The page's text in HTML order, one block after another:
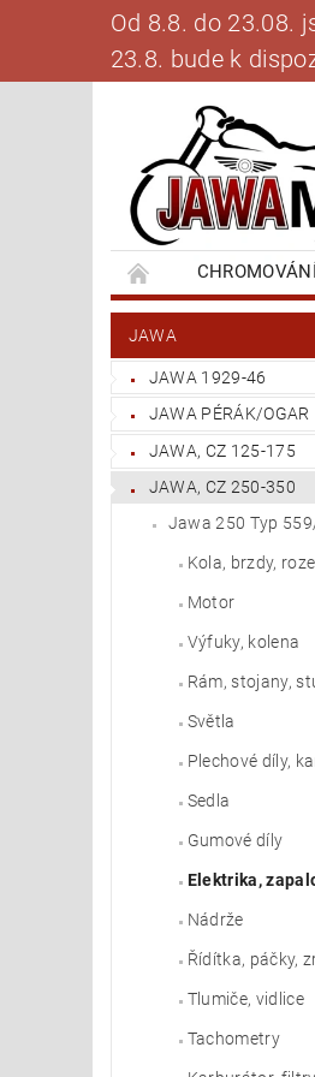
Od 8.8. do 23.08.
23.8. bude k
CHROMOVÁNÍ
BANKOVNÍ SPOJENÍ
JAWA
JAWA 1929-46
JAWA PÉRÁK/OGAR
JAWA, CZ 125-175
JAWA, CZ 250-350
Jawa 250 Typ
Kola, brzdy,
Motor
Výfuky, kolena
Rám, stojany,
Světla
Plechové díly,
Sedla
Gumové díly
Elektrika,
Nádrže
Řídítka, páčky,
Tlumiče, vidlice
Tachometry